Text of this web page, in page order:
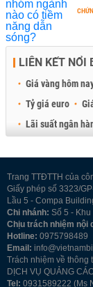
LIÊN KẾT NỔI
Giá vàng hôm
Tỷ giá euro
Lãi suất ngân
Trang TTĐTTH của
Giấy phép số 3323/
Lầu 5 - Compa
Chi nhánh: Số 5 -
Chịu trách nhiệm nội
Hotline: 0975798489
Email:
Trách nhiệm về thông
DỊCH VỤ QUẢNG
Tel: 0931589222 (Ms